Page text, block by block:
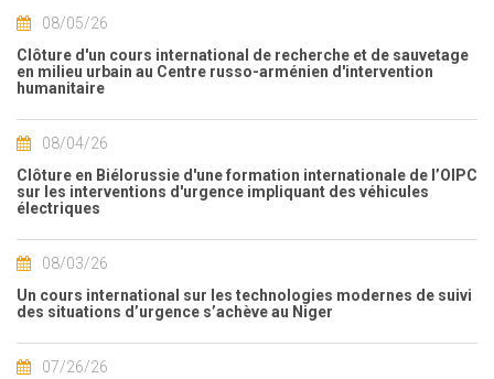
08/05/26
Clôture d'un cours international de recherche et de sauvetage
en milieu urbain au Centre russo-arménien d'intervention
humanitaire
08/04/26
Clôture en Biélorussie d'une formation internationale de l’OIPC
sur les interventions d'urgence impliquant des véhicules
électriques
08/03/26
Un cours international sur les technologies modernes de suivi
des situations d’urgence s’achève au Niger
07/26/26